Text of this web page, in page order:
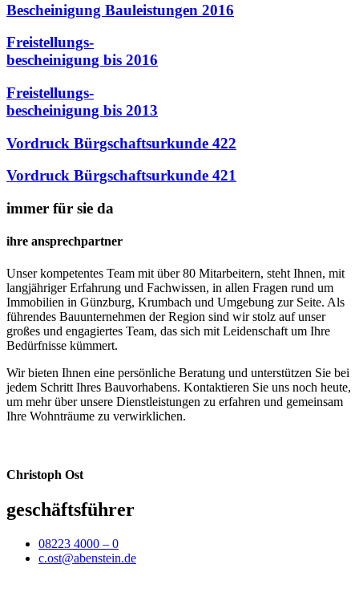
Bescheinigung Bauleistungen 2016
Freistellungs-
bescheinigung bis 2016
Freistellungs-
bescheinigung bis 2013
Vordruck Bürgschaftsurkunde 422
Vordruck Bürgschaftsurkunde 421
immer für sie da
ihre ansprechpartner
Unser kompetentes Team mit über 80 Mitarbeitern, steht Ihnen, mit
langjähriger Erfahrung und Fachwissen, in allen Fragen rund um
Immobilien in Günzburg, Krumbach und Umgebung zur Seite. Als
führendes Bauunternehmen der Region sind wir stolz auf unser
großes und engagiertes Team, das sich mit Leidenschaft um Ihre
Bedürfnisse kümmert.
Wir bieten Ihnen eine persönliche Beratung und unterstützen Sie bei
jedem Schritt Ihres Bauvorhabens. Kontaktieren Sie uns noch heute,
um mehr über unsere Dienstleistungen zu erfahren und gemeinsam
Ihre Wohnträume zu verwirklichen.
Christoph Ost
geschäftsführer
08223 4000 – 0
c.ost@abenstein.de